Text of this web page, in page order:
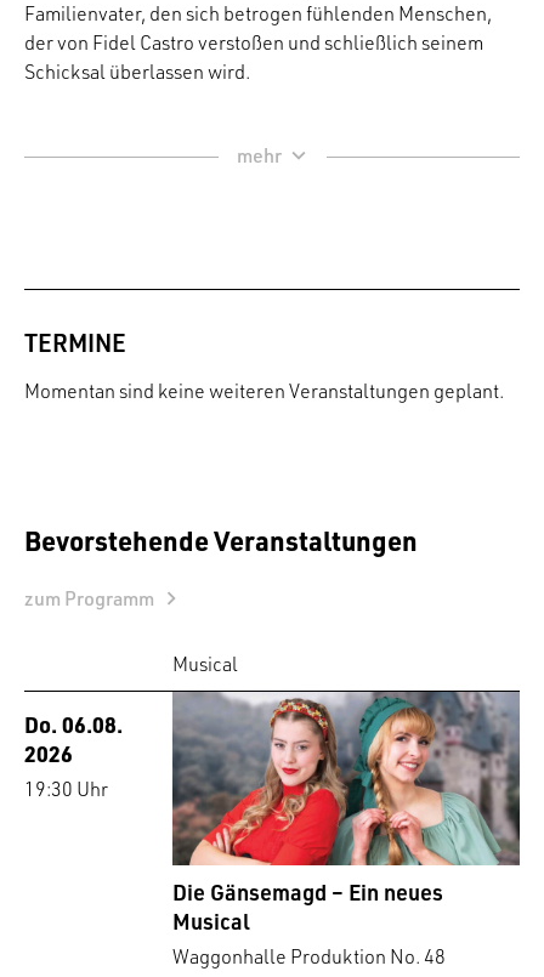
Familienvater, den sich betrogen fühlenden Menschen,
der von Fidel Castro verstoßen und schließlich seinem
Schicksal überlassen wird.
TERMINE
Momentan sind keine weiteren Veranstaltungen geplant.
Bevorstehende Veranstaltungen
zum Programm
Musical
Do. 06.08.
2026
19:30 Uhr
Die Gänsemagd – Ein neues
Musical
Waggonhalle Produktion No. 48